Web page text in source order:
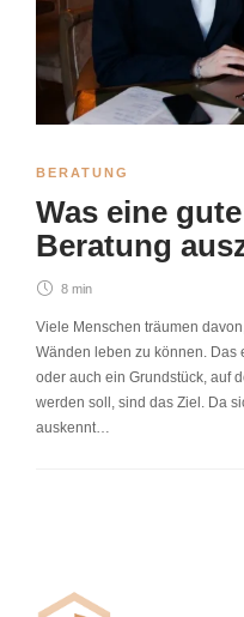
BERATUNG
Was eine
Beratung
8 min
Viele Menschen träumen
Wänden leben zu können.
oder auch ein Grundstück, auf
werden soll, sind das Ziel. Da
auskennt…